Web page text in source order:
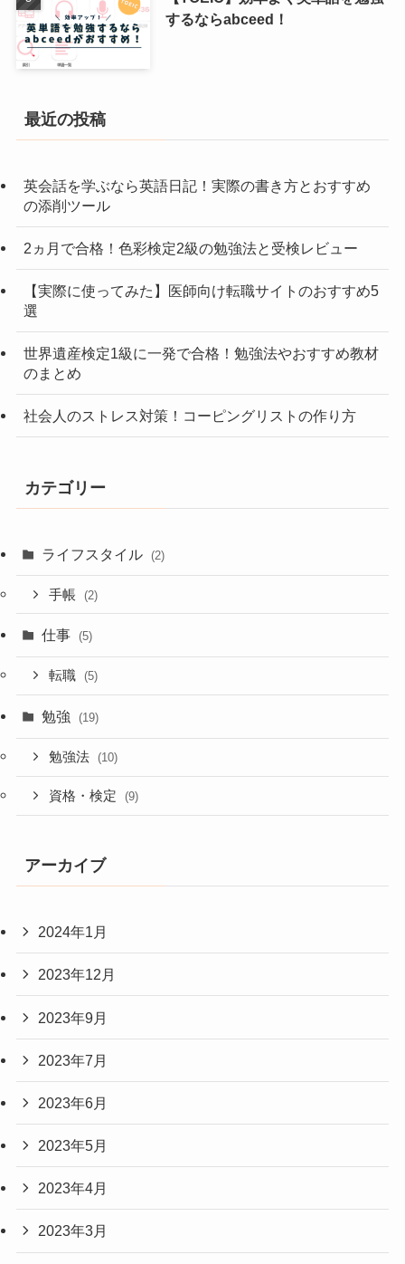
するならabceed！
最近の投稿
英会話を学ぶなら英語日記！実際の書き方とおすすめ
の添削ツール
2ヵ月で合格！色彩検定2級の勉強法と受検レビュー
【実際に使ってみた】医師向け転職サイトのおすすめ5
選
世界遺産検定1級に一発で合格！勉強法やおすすめ教材
のまとめ
社会人のストレス対策！コーピングリストの作り方
カテゴリー
ライフスタイル (2)
手帳 (2)
仕事 (5)
転職 (5)
勉強 (19)
勉強法 (10)
資格・検定 (9)
アーカイブ
2024年1月
2023年12月
2023年9月
2023年7月
2023年6月
2023年5月
2023年4月
2023年3月